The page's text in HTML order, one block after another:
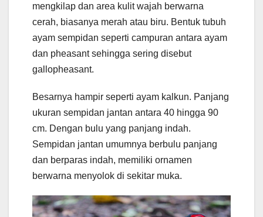
mengkilap dan area kulit wajah berwarna
cerah, biasanya merah atau biru. Bentuk tubuh
ayam sempidan seperti campuran antara ayam
dan pheasant sehingga sering disebut
gallopheasant.
Besarnya hampir seperti ayam kalkun. Panjang
ukuran sempidan jantan antara 40 hingga 90
cm. Dengan bulu yang panjang indah.
Sempidan jantan umumnya berbulu panjang
dan berparas indah, memiliki ornamen
berwarna menyolok di sekitar muka.